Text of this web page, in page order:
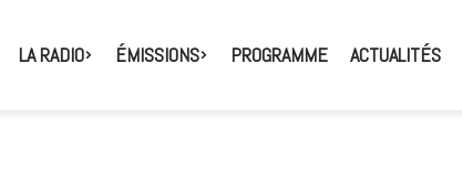
LA RADIO ÉMISSIONS PROGRAMME ACTUALITÉS